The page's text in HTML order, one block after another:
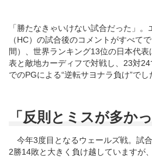
「勝たなきゃいけない試合だった」
（HC）の試合後のコメントがすべて
間）、世界ランキング13位の日本代
表と敵地カーディフで対戦し、23対
でのPGによる“逆転サヨナラ負け”でし
「反則とミスが多かっ
今年3度目となるウェールズ戦。試
2勝14敗と大きく負け越していますが